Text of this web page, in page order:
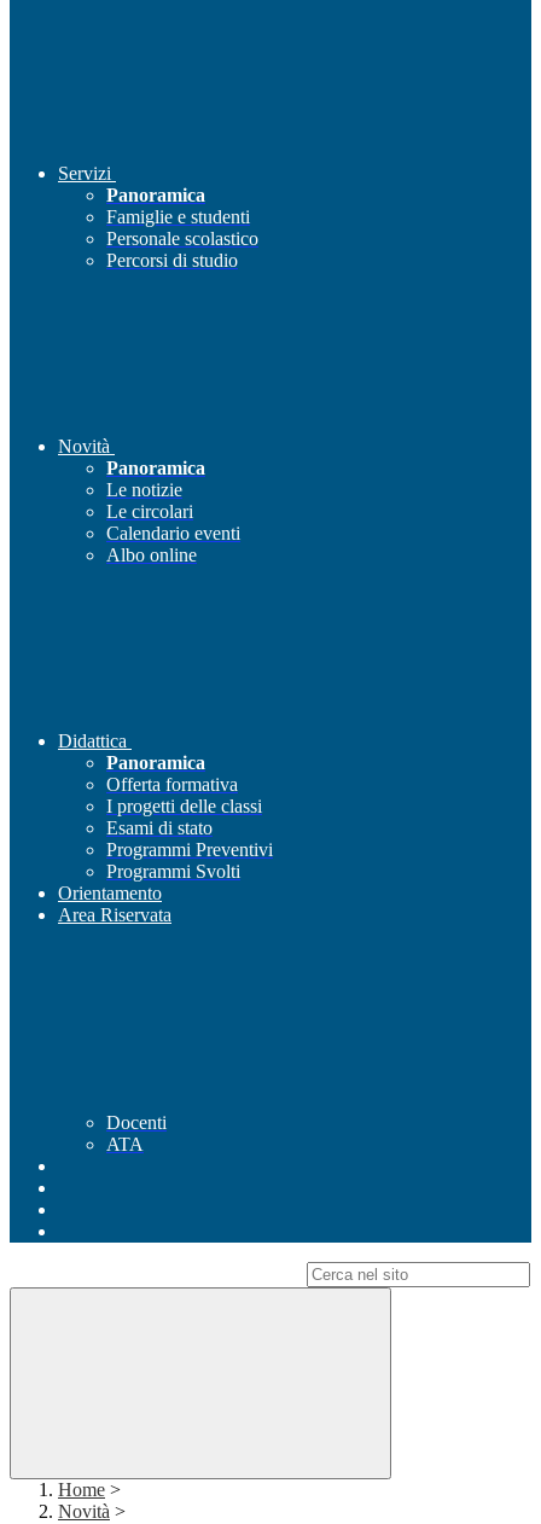
Servizi
Panoramica
Famiglie e studenti
Personale scolastico
Percorsi di studio
Novità
Panoramica
Le notizie
Le circolari
Calendario eventi
Albo online
Didattica
Panoramica
Offerta formativa
I progetti delle classi
Esami di stato
Programmi Preventivi
Programmi Svolti
Orientamento
Area Riservata
Docenti
ATA
Home >
Novità >